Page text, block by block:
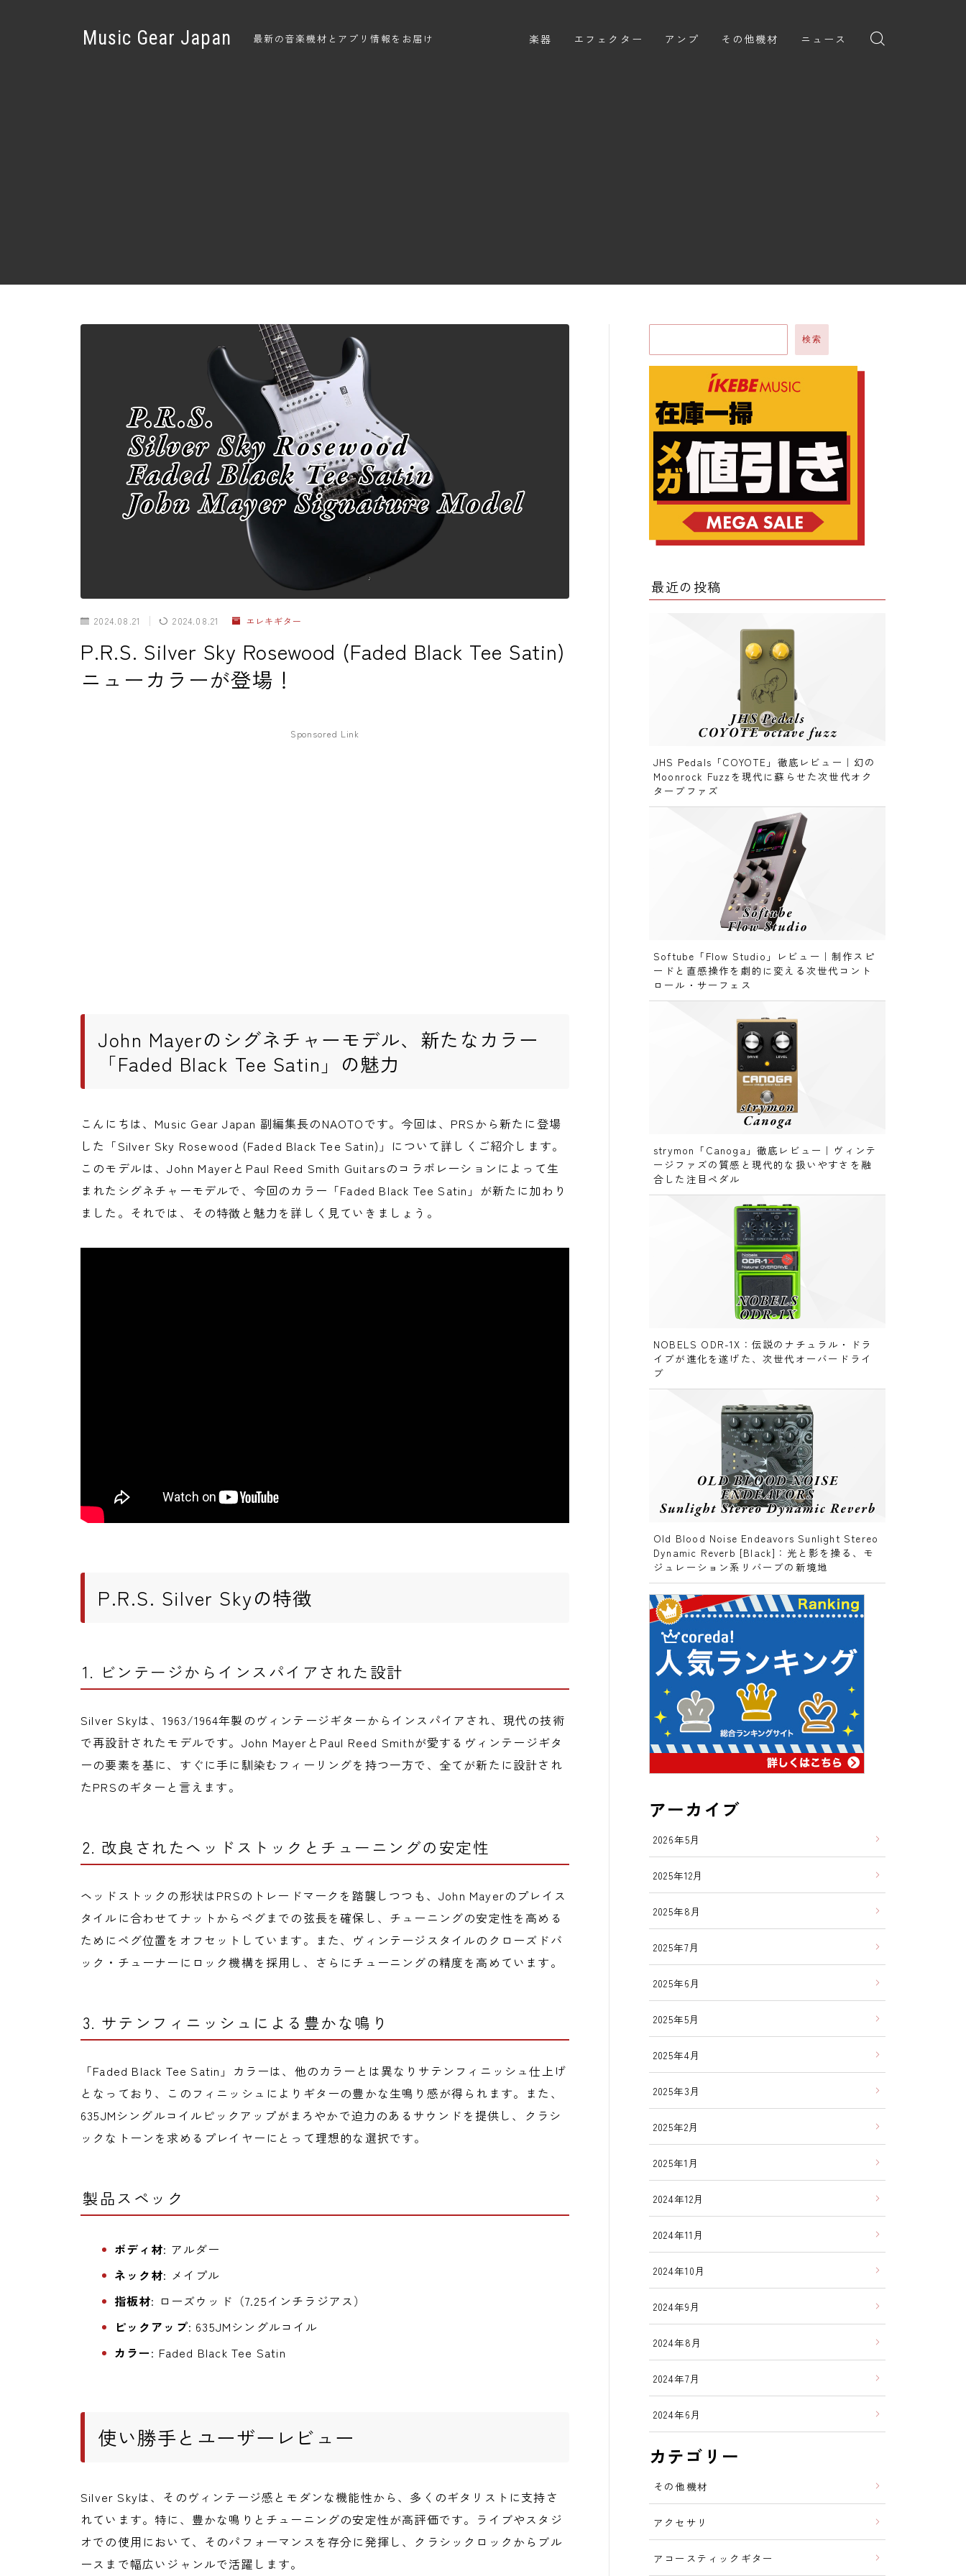
Music Gear Japan 最新の音楽機材とアプリ情報をお届け 楽器 エフェクター
フィルター
マルチエフェクター
アンプ その他機材 ニュース
2024.08.21 2024.08.21 エレキギター
P.R.S. Silver Sky Rosewood (Faded Black Tee Satin)
ニューカラーが登場！
Sponsored Link
John Mayerのシグネチャーモデル、新たなカラー
「Faded Black Tee Satin」の魅力
こんにちは、Music Gear Japan 副編集長のNAOTOです。今回は、PRSから新たに登場
した「Silver Sky Rosewood (Faded Black Tee Satin)」について詳しくご紹介します。
このモデルは、John MayerとPaul Reed Smith Guitarsのコラボレーションによって生
まれたシグネチャーモデルで、今回のカラー「Faded Black Tee Satin」が新たに加わり
ました。それでは、その特徴と魅力を詳しく見ていきましょう。
P.R.S. Silver Skyの特徴
1. ビンテージからインスパイアされた設計
Silver Skyは、1963/1964年製のヴィンテージギターからインスパイアされ、現代の技術
で再設計されたモデルです。John MayerとPaul Reed Smithが愛するヴィンテージギタ
ーの要素を基に、すぐに手に馴染むフィーリングを持つ一方で、全てが新たに設計され
たPRSのギターと言えます。
2. 改良されたヘッドストックとチューニングの安定性
ヘッドストックの形状はPRSのトレードマークを踏襲しつつも、John Mayerのプレイス
タイルに合わせてナットからペグまでの弦長を確保し、チューニングの安定性を高める
ためにペグ位置をオフセットしています。また、ヴィンテージスタイルのクローズドバ
ック・チューナーにロック機構を採用し、さらにチューニングの精度を高めています。
3. サテンフィニッシュによる豊かな鳴り
「Faded Black Tee Satin」カラーは、他のカラーとは異なりサテンフィニッシュ仕上げ
となっており、このフィニッシュによりギターの豊かな生鳴り感が得られます。また、
635JMシングルコイルピックアップがまろやかで迫力のあるサウンドを提供し、クラシ
ックなトーンを求めるプレイヤーにとって理想的な選択です。
製品スペック
ボディ材: アルダー
ネック材: メイプル
指板材: ローズウッド（7.25インチラジアス）
ピックアップ: 635JMシングルコイル
カラー: Faded Black Tee Satin
使い勝手とユーザーレビュー
Silver Skyは、そのヴィンテージ感とモダンな機能性から、多くのギタリストに支持さ
れています。特に、豊かな鳴りとチューニングの安定性が高評価です。ライブやスタジ
オでの使用において、そのパフォーマンスを存分に発揮し、クラシックロックからブル
ースまで幅広いジャンルで活躍します。
検索
最近の投稿
JHS Pedals「COYOTE」徹底レビュー｜幻の
Moonrock Fuzzを現代に蘇らせた次世代オク
ターブファズ
Softube「Flow Studio」レビュー｜制作スピ
ードと直感操作を劇的に変える次世代コント
ロール・サーフェス
strymon「Canoga」徹底レビュー｜ヴィンテ
ージファズの質感と現代的な扱いやすさを融
合した注目ペダル
NOBELS ODR-1X：伝説のナチュラル・ドラ
イブが進化を遂げた、次世代オーバードライ
ブ
Old Blood Noise Endeavors Sunlight Stereo
Dynamic Reverb [Black]：光と影を操る、モ
ジュレーション系リバーブの新境地
アーカイブ
2026年5月
2025年12月
2025年8月
2025年7月
2025年6月
2025年5月
2025年4月
2025年3月
2025年2月
2025年1月
2024年12月
2024年11月
2024年10月
2024年9月
2024年8月
2024年7月
2024年6月
カテゴリー
その他機材
アクセサリ
アコースティックギター